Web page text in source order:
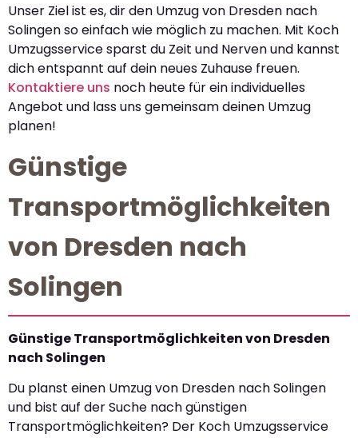
Unser Ziel ist es, dir den Umzug von Dresden nach
Solingen so einfach wie möglich zu machen. Mit Koch
Umzugsservice sparst du Zeit und Nerven und kannst
dich entspannt auf dein neues Zuhause freuen.
Kontaktiere uns noch heute für ein individuelles
Angebot und lass uns gemeinsam deinen Umzug
planen!
Günstige
Transportmöglichkeiten
von Dresden nach
Solingen
Günstige Transportmöglichkeiten von Dresden
nach Solingen
Du planst einen Umzug von Dresden nach Solingen
und bist auf der Suche nach günstigen
Transportmöglichkeiten? Der Koch Umzugsservice